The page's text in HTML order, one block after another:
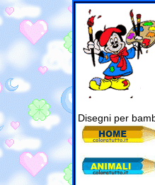
Disegni per